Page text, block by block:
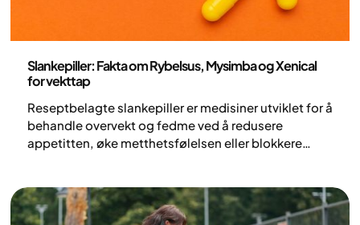
Slankepiller: Fakta om Rybelsus, Mysimba og Xenical
for vekttap
Reseptbelagte slankepiller er medisiner utviklet for å
behandle overvekt og fedme ved å redusere
appetitten, øke metthetsfølelsen eller blokkere
flere vitenskapelig dokumenterte
behandlingsalternativer. Å oppnå et varig vekttap